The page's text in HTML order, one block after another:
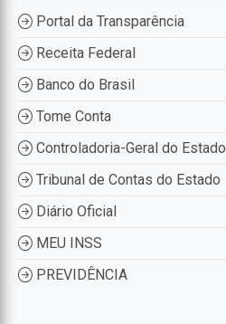
Portal da Transparência
Receita Federal
Banco do Brasil
Tome Conta
Controladoria-Geral do Estado
Tribunal de Contas do Estado
Diário Oficial
MEU INSS
PREVIDÊNCIA